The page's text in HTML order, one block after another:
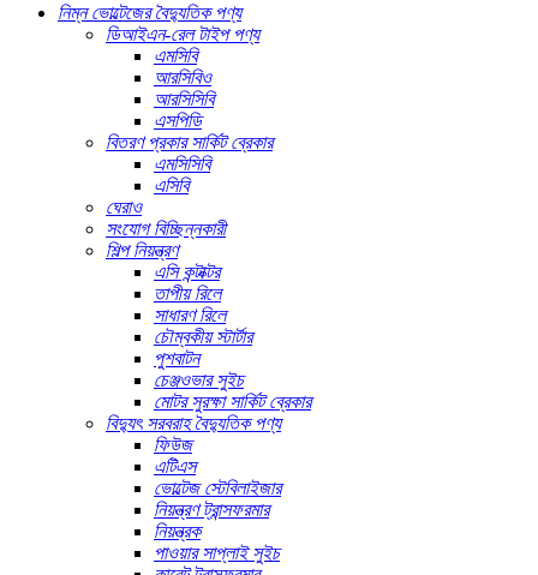
নিম্ন ভোল্টেজের বৈদ্যুতিক পণ্য
ডিআইএন-রেল টাইপ পণ্য
এমসিবি
আরসিবিও
আরসিসিবি
এসপিডি
বিতরণ প্রকার সার্কিট ব্রেকার
এমসিসিবি
এসিবি
ঘেরাও
সংযোগ বিচ্ছিন্নকারী
শিল্প নিয়ন্ত্রণ
এসি কন্টাক্টর
তাপীয় রিলে
সাধারণ রিলে
চৌম্বকীয় স্টার্টার
পুশবাটন
চেঞ্জওভার সুইচ
মোটর সুরক্ষা সার্কিট ব্রেকার
বিদ্যুৎ সরবরাহ বৈদ্যুতিক পণ্য
ফিউজ
এটিএস
ভোল্টেজ স্টেবিলাইজার
নিয়ন্ত্রণ ট্রান্সফরমার
নিয়ন্ত্রক
পাওয়ার সাপ্লাই সুইচ